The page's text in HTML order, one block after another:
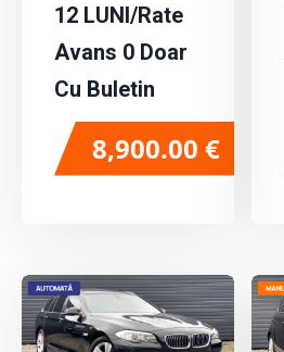
12 LUNI/Rate
Avans 0 Doar
Cu Buletin
8,900.00 €